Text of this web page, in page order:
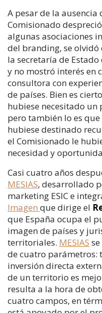
A pesar de la ausencia
Comisionado
algunas asociaciones
del branding, se olvidó
la secretaría de
y no mostró interés en
consultora con
de países. Bien es
hubiese necesitado un
pero también lo es
hubiese destinado
el Comisionado le
necesidad y
Casi cuatro años
MESIAS, desarrollado
marketing ESIC e
Imagen que dirige el
que España ocupa el
imagen de países y
territoriales. MESIAS
de cuatro parámetros:
inversión directa
de un territorio es
resulta a la hora de
cuatro campos, en